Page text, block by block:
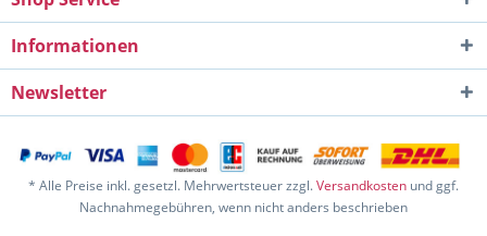
Informationen
Newsletter
* Alle Preise inkl. gesetzl. Mehrwertsteuer zzgl.Versandkosten und ggf.
Nachnahmegebühren, wenn nicht anders beschrieben